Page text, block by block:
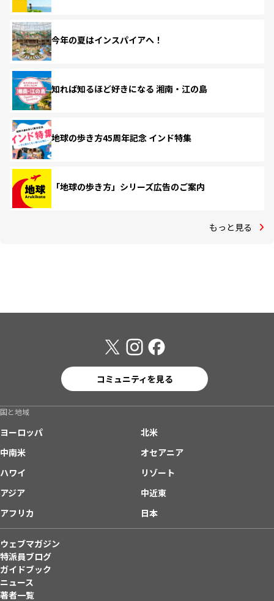
今年の夏はインスパイアへ！
知れば知るほど好きになる 湘南・江の島
地球の歩き方45周年記念 インド特集
「地球の歩き方」シリーズ広告のご案内
もっと見る
コミュニティを見る
国と地域
ヨーロッパ
北米
中南米
オセアニア
ハワイ
リゾート
アジア
中近東
アフリカ
日本
ウェブマガジン
特派員ブログ
ガイドブック
ニュース
著者一覧